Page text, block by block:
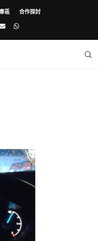
區 合作探討